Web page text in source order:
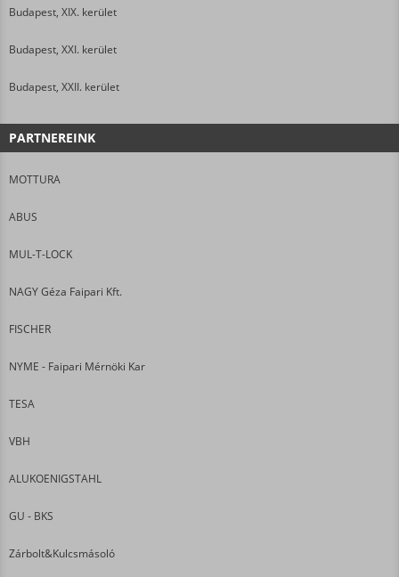
Budapest, XIX. kerület
Budapest, XXI. kerület
Budapest, XXII. kerület
PARTNEREINK
MOTTURA
ABUS
MUL-T-LOCK
NAGY Géza Faipari Kft.
FISCHER
NYME - Faipari Mérnöki Kar
TESA
VBH
ALUKOENIGSTAHL
GU - BKS
Zárbolt&Kulcsmásoló